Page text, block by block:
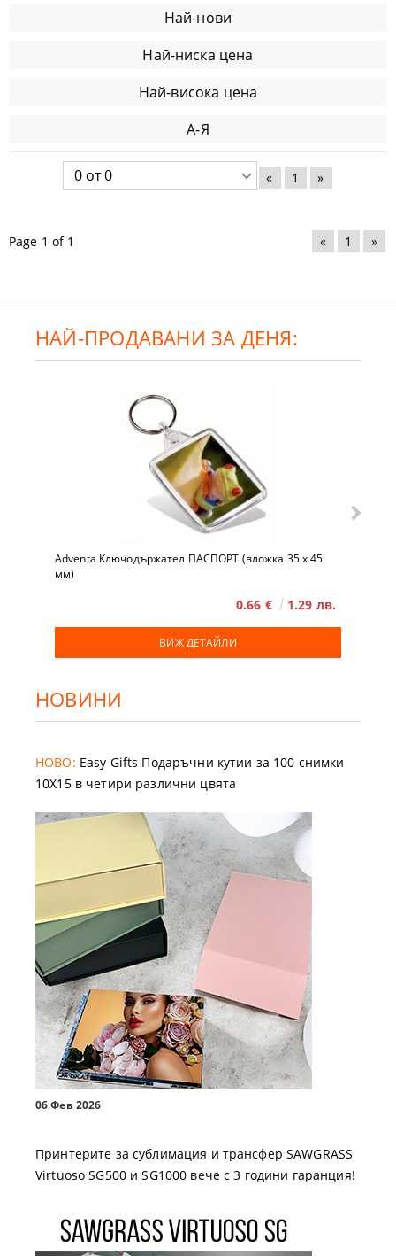
Най-нови
Най-ниска цена
Най-висока цена
А-Я
« 1 »
Page 1 of 1 « 1 »
НАЙ-ПРОДАВАНИ ЗА ДЕНЯ:
Adventa Ключодържател ПАСПОРТ (вложка 35 x 45
мм)
0.66 € 1.29 лв.
ВИЖ ДЕТАЙЛИ
НОВИНИ
НОВО: Easy Gifts Подаръчни кутии за 100 снимки
10X15 в четири различни цвята
06 Фев 2026
Принтерите за сублимация и трансфер SAWGRASS
Virtuoso SG500 и SG1000 вече с 3 години гаранция!